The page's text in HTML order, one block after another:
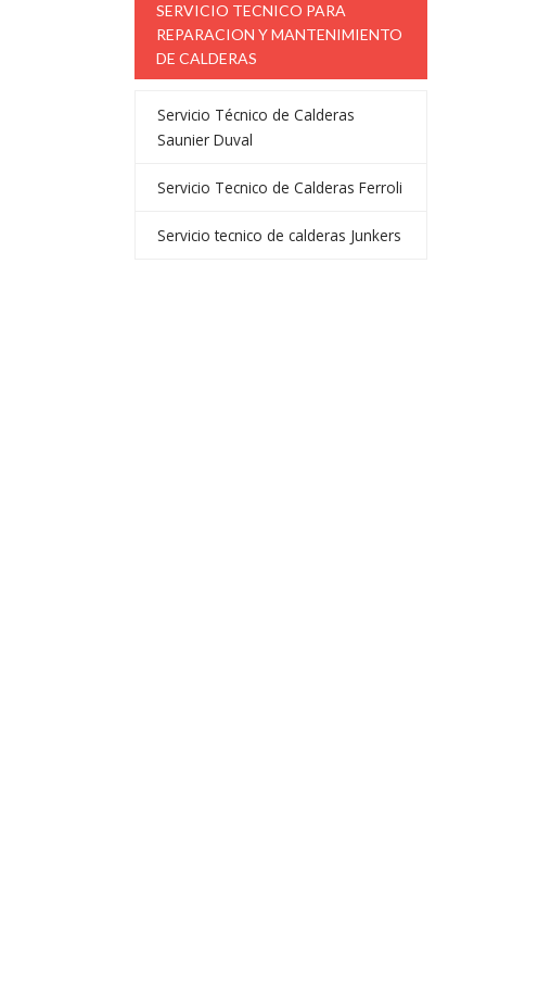
SERVICIO TECNICO PARA
REPARACION Y MANTENIMIENTO
DE CALDERAS
Servicio Técnico de Calderas
Saunier Duval
Servicio Tecnico de Calderas Ferroli
Servicio tecnico de calderas Junkers